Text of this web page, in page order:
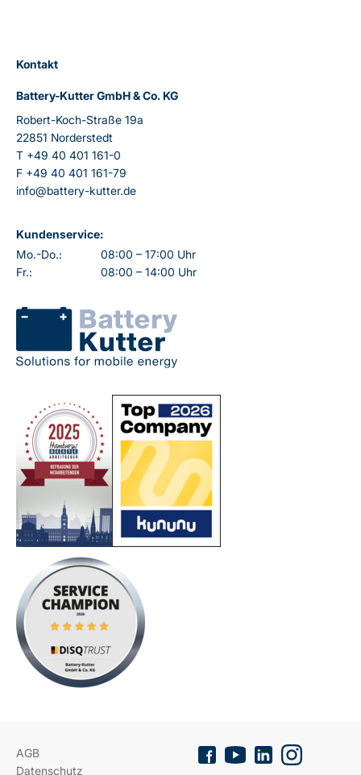
Kontakt
Battery-Kutter GmbH & Co. KG
Robert-Koch-Straße 19a
22851 Norderstedt
T +49 40 401 161-0
F +49 40 401 161-79
info@battery-kutter.de
Kundenservice:
Mo.-Do.:
08:00 – 17:00 Uhr
Fr.:
08:00 – 14:00 Uhr
AGB
Datenschutz